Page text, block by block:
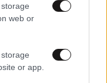
web or
or app.